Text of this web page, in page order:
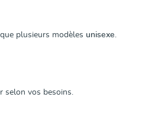
plusieurs modèles unisexe.
selon vos besoins.